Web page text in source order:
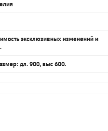
эксклюзивных изменений и
дл. 900, выс 600.